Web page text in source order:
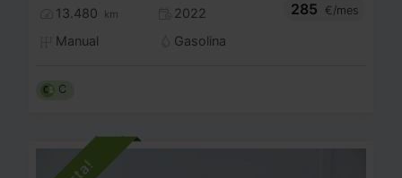
13.480 km
2022
Manual
Gasolina
285
€/mes
C